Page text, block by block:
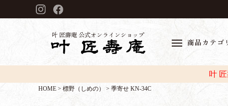
叶 匠壽庵 公式オンラインショップ
商品カテゴ
叶
HOME 標野（しめの） 季寄せ KN-34C